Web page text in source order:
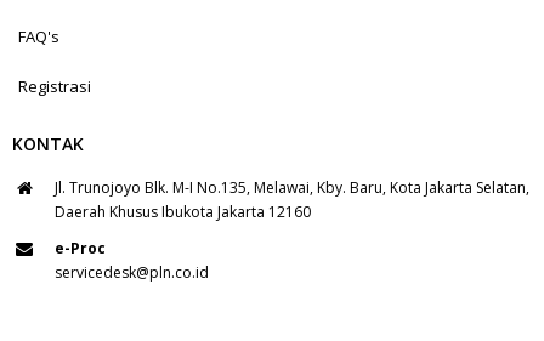
FAQ's
Registrasi
KONTAK
Jl. Trunojoyo Blk. M-I No.135, Melawai, Kby. Baru, Kota Jakarta Selatan,
Daerah Khusus Ibukota Jakarta 12160
e-Proc
servicedesk@pln.co.id